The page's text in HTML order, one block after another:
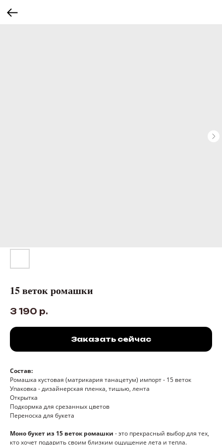
15 веток ромашки
3 190 р.
Заказать сейчас
Состав:
Ромашка кустовая (матрикария танацетум) импорт - 15 веток
Упаковка - дизайнерская пленка, тишью, лента
Открытка
Подкормка для срезанных цветов
Переноска для букета
Моно букет из 15 веток ромашки - это прекрасный выбор для тех,
кто хочет подарить своим близким ощущение лета и тепла.